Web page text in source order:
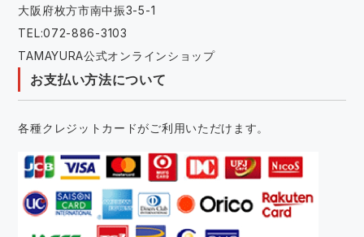
大阪府枚方市南中振3-5-1
TEL:072-886-3103
TAMAYURA公式オンラインショップ
お支払い方法について
各種クレジットカードがご利用いただけます。